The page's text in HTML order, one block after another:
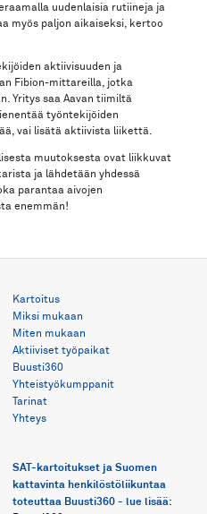
uudenlaisia rutiineja ja
myös paljon aikaiseksi, kertoo
aktiivisuuden ja
Fibion-mittareilla, jotka
Yritys saa Aavan tiimiltä
työntekijöiden
vai lisätä aktiivista liikettä.
muutoksesta ovat liikkuvat
ja lähdetään yhdessä
parantaa aivojen
enemmän!
Kartoitus
Miksi mukaan
Miten mukaan
Aktiiviset työpaikat
Buusti360
Yhteistyökumppanit
Tarinat
Yhteys
SAT-kartoitukset ja Suomen
kattavinta henkilöstöliikuntaa
toteuttaa Buusti360 - lue lisää: